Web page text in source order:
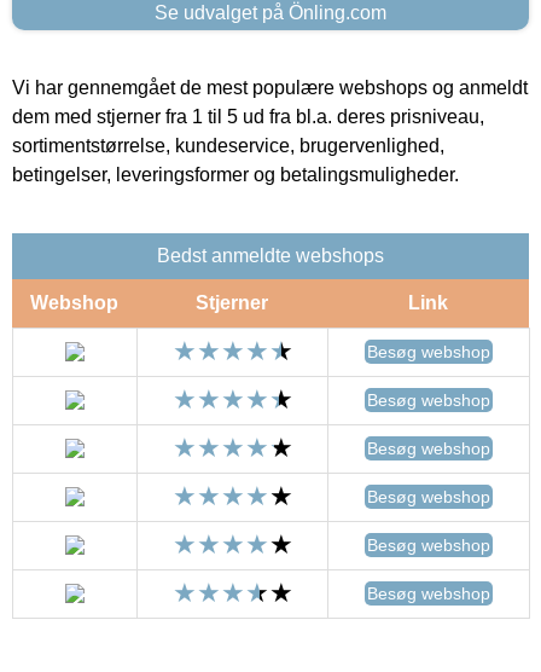
Se udvalget på Önling.com
Vi har gennemgået de mest populære webshops og anmeldt
dem med stjerner fra 1 til 5 ud fra bl.a. deres prisniveau,
sortimentstørrelse, kundeservice, brugervenlighed,
betingelser, leveringsformer og betalingsmuligheder.
Bedst anmeldte webshops
Webshop Stjerner Link
Besøg webshop
Besøg webshop
Besøg webshop
Besøg webshop
Besøg webshop
Besøg webshop